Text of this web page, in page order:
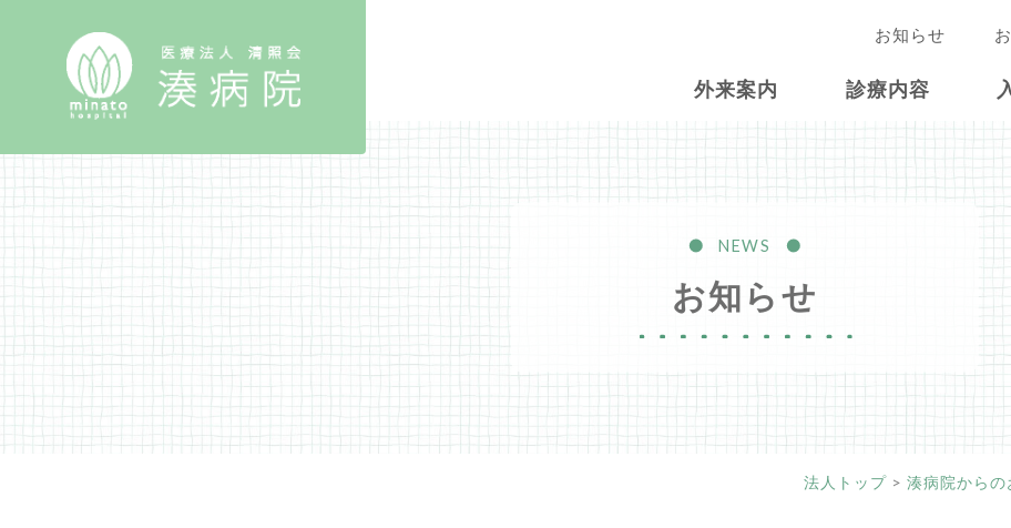
お知らせ
外来案内 診療内容
NEWS
お知らせ
法人トップ > 湊病院からの